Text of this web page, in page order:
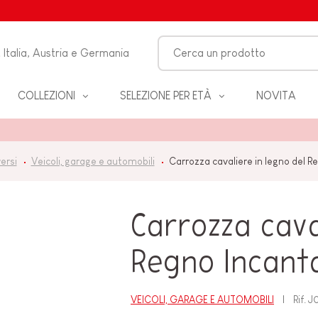
Italia, Austria e Germania
COLLEZIONI SELEZIONE PER ETÀ NOVITA
Veicoli, garage e automobili Carrozza cavaliere in legno del
Carrozza
Regno
VEICOLI, GARAGE E AUTOMOBILI Rif.